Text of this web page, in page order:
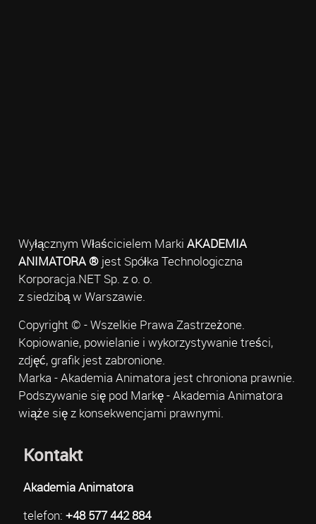
Wyłącznym Właścicielem Marki AKADEMIA
ANIMATORA ®jest Spółka Technologiczna
Korporacja.NET Sp. z o. o.
z siedzibą w Warszawie.
Copyright © - Wszelkie Prawa Zastrzeżone.
Kopiowanie, powielanie i wykorzystywanie treści,
zdjęć, grafik jest zabronione.
Marka - Akademia Animatora jest chroniona prawnie.
Podszywanie się pod Markę - Akademia Animatora
wiąże się z konsekwencjami prawnymi.
Kontakt
Akademia Animatora
telefon: +48 577 442 884